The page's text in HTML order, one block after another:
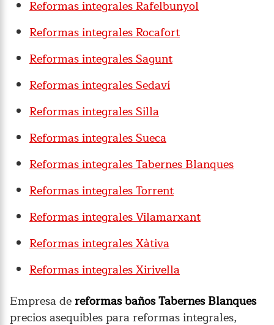
Reformas integrales Rafelbunyol
Reformas integrales Rocafort
Reformas integrales Sagunt
Reformas integrales Sedaví
Reformas integrales Silla
Reformas integrales Sueca
Reformas integrales Tabernes Blanques
Reformas integrales Torrent
Reformas integrales Vilamarxant
Reformas integrales Xàtiva
Reformas integrales Xirivella
Empresa dereformas baños Tabernes Blanques
precios asequibles para reformas integrales,